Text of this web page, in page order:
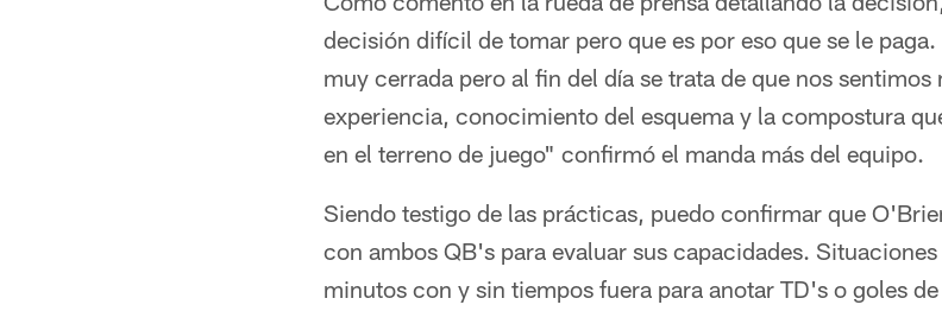
decisión difícil de tomar pero que es por eso que se le
muy cerrada pero al fin del día se trata de que nos
experiencia, conocimiento del esquema y la compostura
en el terreno de juego" confirmó el manda más del equipo.
Siendo testigo de las prácticas, puedo confirmar que
con ambos QB's para evaluar sus capacidades.
minutos con y sin tiempos fuera para anotar TD's o goles